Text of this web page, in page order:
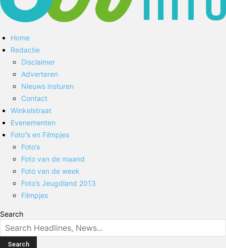
Home
Redactie
Disclaimer
Adverteren
Nieuws insturen
Contact
Winkelstraat
Evenementen
Foto”s en Filmpjes
Foto’s
Foto van de maand
Foto van de week
Foto’s Jeugdland 2013
Filmpjes
Search